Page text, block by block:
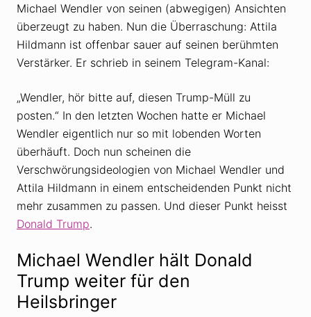
Michael Wendler von seinen (abwegigen) Ansichten
überzeugt zu haben. Nun die Überraschung: Attila
Hildmann ist offenbar sauer auf seinen berühmten
Verstärker. Er schrieb in seinem Telegram-Kanal:
„Wendler, hör bitte auf, diesen Trump-Müll zu
posten.“ In den letzten Wochen hatte er Michael
Wendler eigentlich nur so mit lobenden Worten
überhäuft. Doch nun scheinen die
Verschwörungsideologien von Michael Wendler und
Attila Hildmann in einem entscheidenden Punkt nicht
mehr zusammen zu passen. Und dieser Punkt heisst
Donald Trump.
Michael Wendler hält Donald
Trump weiter für den
Heilsbringer